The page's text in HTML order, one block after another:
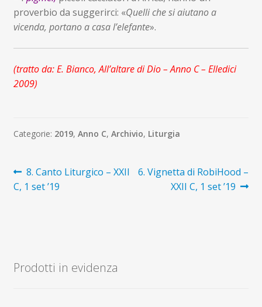
proverbio da suggerirci: «Quelli che si aiutano a
vicenda, portano a casa l’elefante».
(tratto da: E. Bianco, All’altare di Dio – Anno C – Elledici
2009)
Categorie: 2019, Anno C, Archivio, Liturgia
Navigazione
articoli
Articolo
precedente:
8. Canto Liturgico – XXII
C, 1 set ’19
Articolo
successivo:
6. Vignetta di RobiHood –
XXII C, 1 set ’19
Prodotti in evidenza